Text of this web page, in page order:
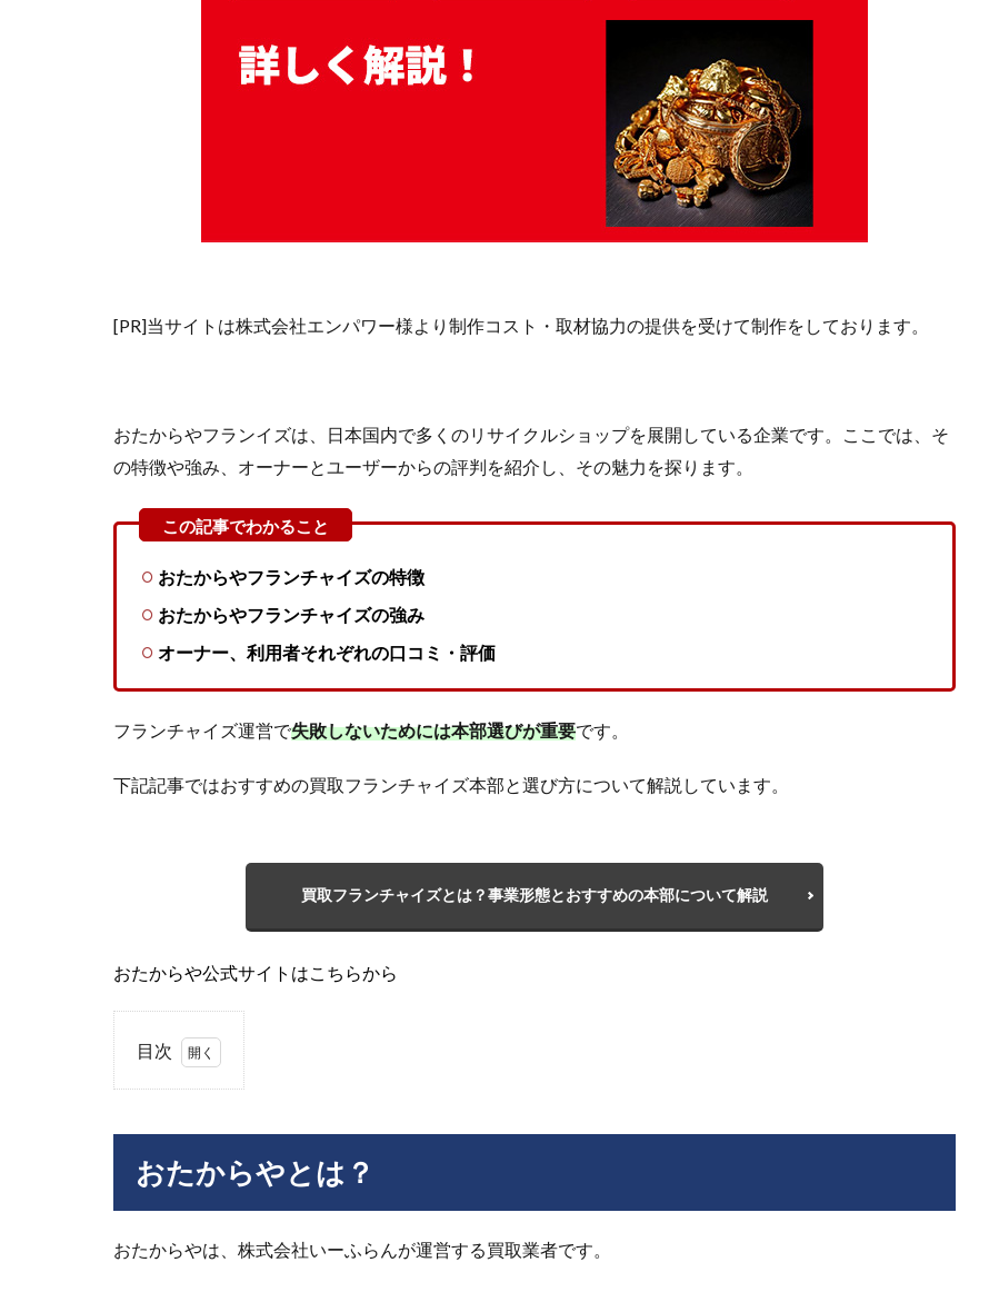
[PR]当サイトは株式会社エンパワー様より制作コスト・取材協力の提供を受けて制作をしております。
おたからやフランイズは、日本国内で多くのリサイクルショップを展開している企業です。ここでは、そ
の特徴や強み、オーナーとユーザーからの評判を紹介し、その魅力を探ります。
おたからやフランチャイズの特徴
おたからやフランチャイズの強み
オーナー、 利用者それぞれの口コミ・評価
フランチャイズ運営で失敗しないためには本部選びが重要です。
下記記事ではおすすめの買取フランチャイズ本部と選び方について解説しています。
買取フランチャイズとは？事業形態とおすすめの本部について解説
おたからや公式サイトはこちらから
目次
から
は？
2
お
おたからやとは？
おたからやは、株式会社いーふらんが運営する買取業者です。